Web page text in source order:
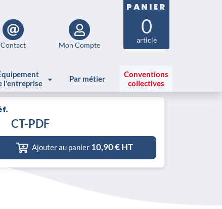
Contact Mon Compte
PANIER
0
article
l'entreprise
Par métier
Conventions
collectives
entreprise
CT-PDF
Ajouter au panier 10,90€ HT